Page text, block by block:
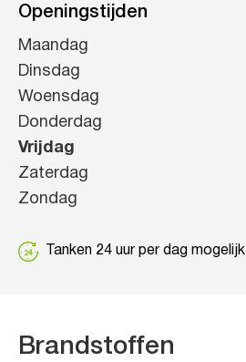
Openingstijden
Maandag
Dinsdag
Woensdag
Donderdag
Vrijdag
Zaterdag
Zondag
Tanken 24 uur per dag mogelijk
Brandstoffen